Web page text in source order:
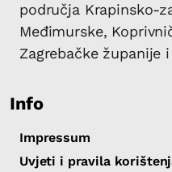
područja Krapinsko-
Međimurske,
Zagrebačke županije
Info
Impressum
Uvjeti i pravila